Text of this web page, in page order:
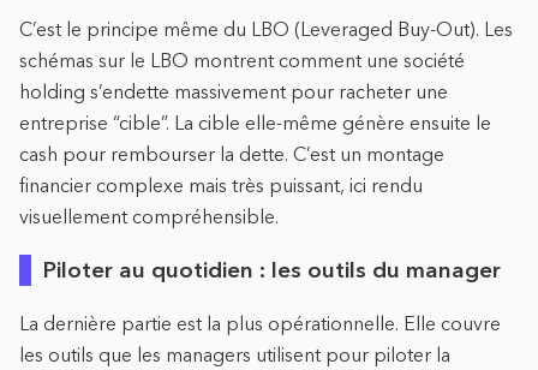
C’est le principe même du LBO (Leveraged Buy-Out). Les
schémas sur le LBO montrent comment une société
holding s’endette massivement pour racheter une
entreprise “cible”. La cible elle-même génère ensuite le
cash pour rembourser la dette. C’est un montage
financier complexe mais très puissant, ici rendu
visuellement compréhensible.
Piloter au quotidien : les outils du manager
La dernière partie est la plus opérationnelle. Elle couvre
les outils que les managers utilisent pour piloter la